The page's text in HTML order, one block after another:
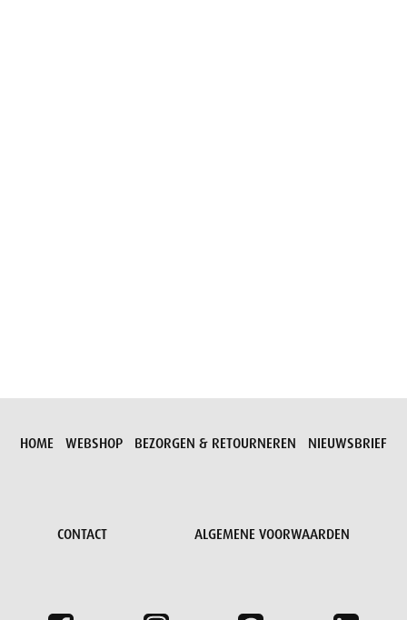
HOME WEBSHOP BEZORGEN & RETOURNEREN NIEUWSBRIEF
CONTACT ALGEMENE VOORWAARDEN